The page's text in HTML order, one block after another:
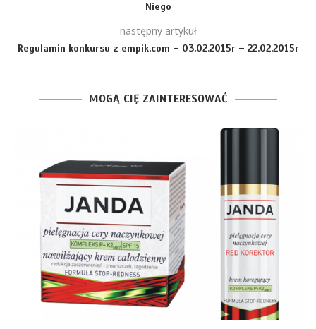
Niego
następny artykuł
Regulamin konkursu z empik.com – 03.02.2015r – 22.02.2015r
MOGĄ CIĘ ZAINTERESOWAĆ